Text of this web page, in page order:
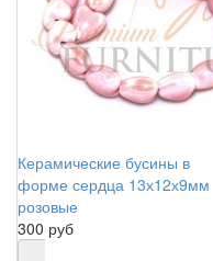
Керамические бусины в
форме сердца 13х12х9мм
розовые
300 руб